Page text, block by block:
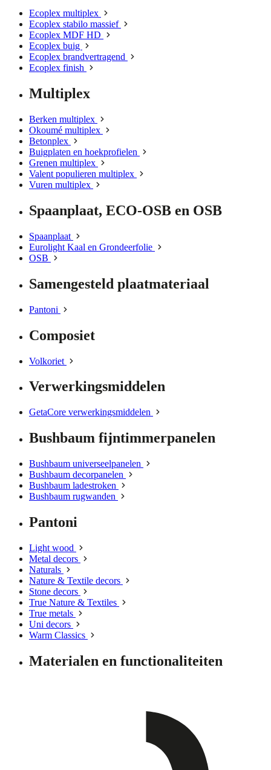
Ecoplex multiplex
Ecoplex stabilo massief
Ecoplex MDF HD
Ecoplex buig
Ecoplex brandvertragend
Ecoplex finish
Multiplex
Berken multiplex
Okoumé multiplex
Betonplex
Buigplaten en hoekprofielen
Grenen multiplex
Valent populieren multiplex
Vuren multiplex
Spaanplaat, ECO-OSB en OSB
Spaanplaat
Eurolight Kaal en Grondeerfolie
OSB
Samengesteld plaatmateriaal
Pantoni
Composiet
Volkoriet
Verwerkingsmiddelen
GetaCore verwerkingsmiddelen
Bushbaum fijntimmerpanelen
Bushbaum universeelpanelen
Bushbaum decorpanelen
Bushbaum ladestroken
Bushbaum rugwanden
Pantoni
Light wood
Metal decors
Naturals
Nature & Textile decors
Stone decors
True Nature & Textiles
True metals
Uni decors
Warm Classics
Materialen en functionaliteiten